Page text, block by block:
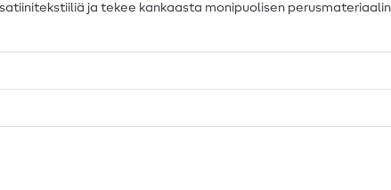
ja tekee kankaasta monipuolisen